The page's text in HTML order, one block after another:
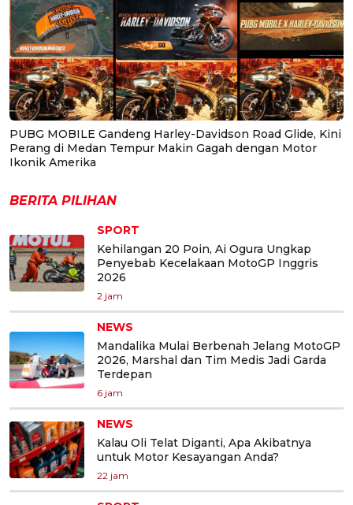
PUBG MOBILE Gandeng Harley-Davidson Road Glide, Kini
Perang di Medan Tempur Makin Gagah dengan Motor
Ikonik Amerika
BERITA PILIHAN
SPORT
Kehilangan 20 Poin, Ai Ogura Ungkap
Penyebab Kecelakaan MotoGP Inggris
2026
2 jam
NEWS
Mandalika Mulai Berbenah Jelang MotoGP
2026, Marshal dan Tim Medis Jadi Garda
Terdepan
6 jam
NEWS
Kalau Oli Telat Diganti, Apa Akibatnya
untuk Motor Kesayangan Anda?
22 jam